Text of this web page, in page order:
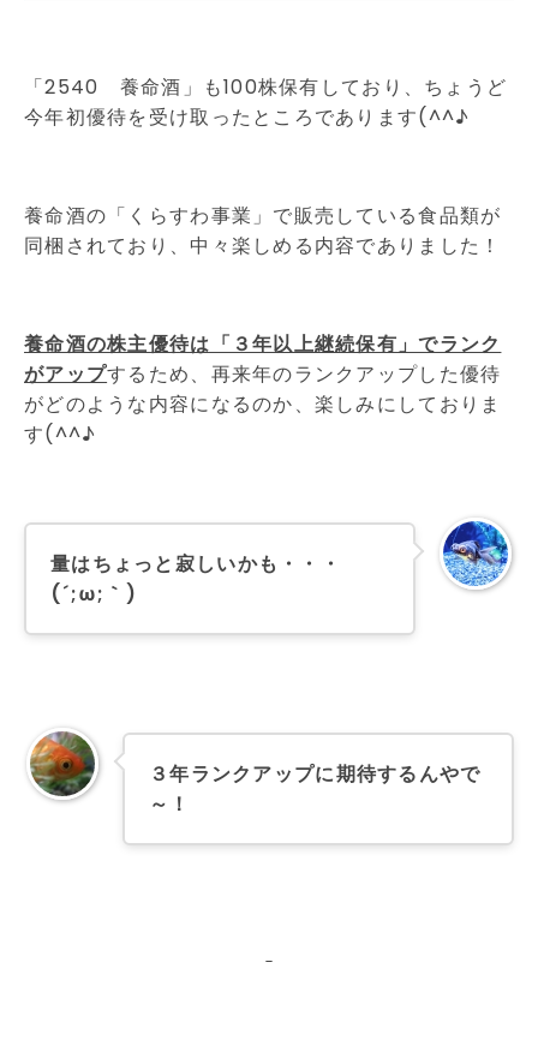
「2540 養命酒」も100株保有しており、ちょうど
今年初優待を受け取ったところであります(^^♪
養命酒の「くらすわ事業」で販売している食品類が
同梱されており、中々楽しめる内容でありました！
養命酒の株主優待は「３年以上継続保有」でランク
がアップするため、再来年のランクアップした優待
がどのような内容になるのか、楽しみにしておりま
す(^^♪
量はちょっと寂しいかも・・・
(´;ω;｀)
３年ランクアップに期待するんやで
～！